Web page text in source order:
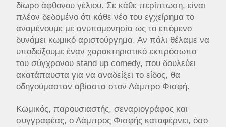
δίωρο άφθονου γέλιου. Σε κάθε περίπτωση, είναι
πλέον δεδομένο ότι κάθε νέο του εγχείρημα το
αναμένουμε με ανυπομονησία ως το επόμενο
δυνάμει κωμικό αριστούργημα. Αν πάλι θέλαμε να
υποδείξουμε έναν χαρακτηριστικό εκπρόσωπο
του σύγχρονου stand up comedy, που δουλεύει
ακατάπαυστα για να αναδείξει το είδος, θα
οδηγούμασταν αβίαστα στον Λάμπρο Φισφή.
Κωμικός, παρουσιαστής, σεναριογράφος και
συγγραφέας, ο Λάμπρος Φισφής καταφέρνει, όσο